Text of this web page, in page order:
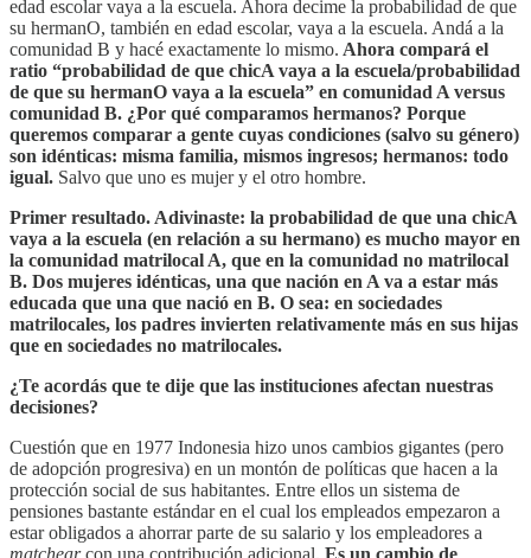
edad escolar vaya a la escuela. Ahora decime la probabilidad de que
su hermanO, también en edad escolar, vaya a la escuela. Andá a la
comunidad B y hacé exactamente lo mismo. Ahora compará el
ratio “probabilidad de que chicA vaya a la escuela/probabilidad
de que su hermanO vaya a la escuela” en comunidad A versus
comunidad B. ¿Por qué comparamos hermanos? Porque
queremos comparar a gente cuyas condiciones (salvo su género)
son idénticas: misma familia, mismos ingresos; hermanos: todo
igual. Salvo que uno es mujer y el otro hombre.
Primer resultado. Adivinaste: la probabilidad de que una chicA
vaya a la escuela (en relación a su hermano) es mucho mayor en
la comunidad matrilocal A, que en la comunidad no matrilocal
B. Dos mujeres idénticas, una que nación en A va a estar más
educada que una que nació en B. O sea: en sociedades
matrilocales, los padres invierten relativamente más en sus hijas
que en sociedades no matrilocales.
¿Te acordás que te dije que las instituciones afectan nuestras
decisiones?
Cuestión que en 1977 Indonesia hizo unos cambios gigantes (pero
de adopción progresiva) en un montón de políticas que hacen a la
protección social de sus habitantes. Entre ellos un sistema de
pensiones bastante estándar en el cual los empleados empezaron a
estar obligados a ahorrar parte de su salario y los empleadores a